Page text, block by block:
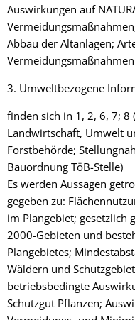
Auswirkungen auf
Abbau der Altanlagen;
Vermeidungsmaßnahmen
3. Umweltbezogene
finden sich in 1, 2, 6, 7; 8
Landwirtschaft, Umwelt
Forstbehörde;
Bauordnung TöB-Stelle)
Es werden Aussagen
gegeben zu:
im Plangebiet; gesetzlich
2000-Gebieten und
Plangebietes;
Wäldern und
betriebsbedingte
Schutzgut Pflanzen;